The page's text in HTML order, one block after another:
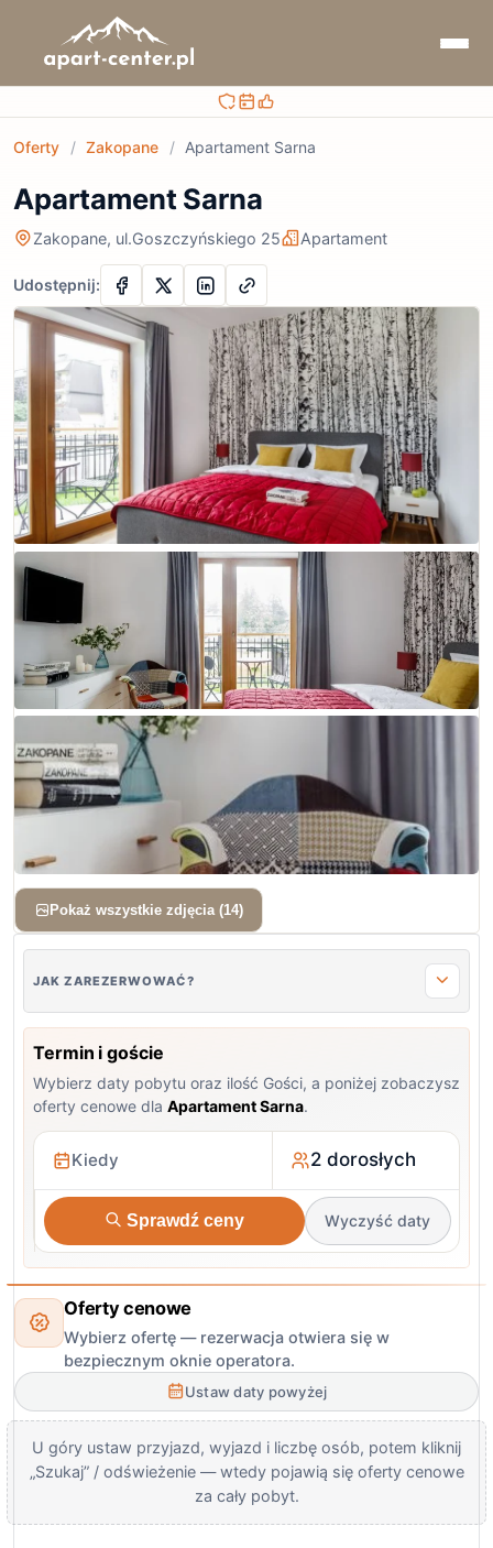
Bezpieczna rezerwacja
Sprawdzaj terminy i ceny
Obsługa przed i po rezerwacji
Oferty / Zakopane / Apartament Sarna
Apartament Sarna
Zakopane, ul.Goszczyńskiego 25 Apartament
Udostępnij:
+ 11 zdjęć
Pokaż wszystkie zdjęcia (14)
JAK ZAREZERWOWAĆ?
Termin i goście
Wybierz daty pobytu oraz ilość Gości, a poniżej zobaczysz
oferty cenowe dla Apartament Sarna.
2 dorosłych
Sprawdź ceny Wyczyść daty
Oferty cenowe
Wybierz ofertę — rezerwacja otwiera się w
bezpiecznym oknie operatora.
Ustaw daty powyżej
U góry ustaw przyjazd, wyjazd i liczbę osób, potem kliknij
„Szukaj” / odświeżenie — wtedy pojawią się oferty cenowe
za cały pobyt.